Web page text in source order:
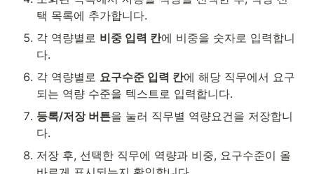
택 목록에 추가합니다.
각 역량별로 비중 입력 칸에 비중을 숫자로 입력합니
다.
각 역량별로 요구수준 입력 칸에 해당 직무에서 요구
되는 역량 수준을 텍스트로 입력합니다.
등록/저장 버튼을 눌러 직무별 역량요건을 저장합니
다.
저장 후, 선택한 직무에 역량과 비중, 요구수준이 올